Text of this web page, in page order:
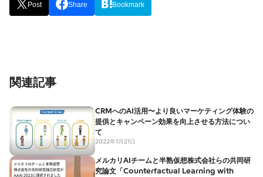
Post Share Bookmark
関連記事
CRMへのAI活用〜より良いマーケティング体験の
提供とキャンペーン効果を向上させる方法につい
て
2022年1月21日
メルカリAIチームと半熟仮想株式会社らの共同研
究論文「Counterfactual Learning with